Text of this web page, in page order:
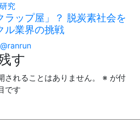
究
ラップ屋」？ 脱炭素社会を
ル業界の挑戦
す
されることはありません。 ※ が付
です